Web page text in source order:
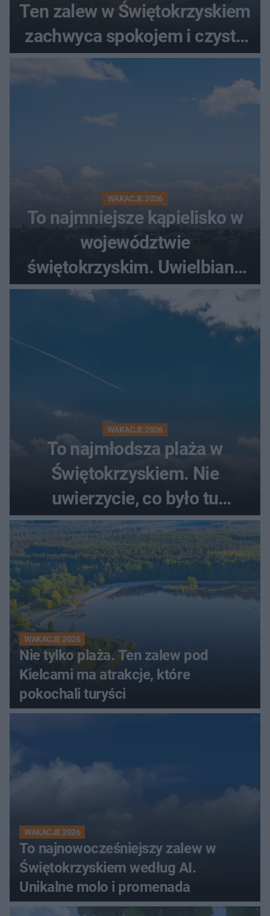
Ten zalew w Świętokrzyskiem
zachwyca spokojem i czystą
wodą
WAKACJE 2026
To najmniejsze kąpielisko w
województwie
świętokrzyskim. Uwielbiany
przez wędkarzy i turystów
WAKACJE 2026
To najmłodsza plaża w
Świętokrzyskiem. Nie
uwierzycie, co było tu
wcześniej
WAKACJE 2026
Nie tylko plaża. Ten zalew pod
Kielcami ma atrakcje, które
pokochali turyści
WAKACJE 2026
To najnowocześniejszy zalew w
Świętokrzyskiem według AI.
Unikalne molo i promenada